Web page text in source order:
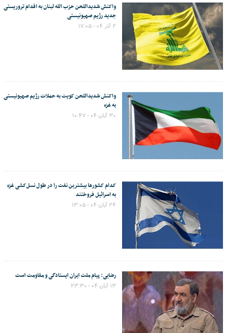
واکنش شدیداللحن حزب الله لبنان به اقدام تروریستی
جدید رژیم صهیونیستی
۲ آذر ۰۴ - ۱۷:۰۵
واکنش شدیداللحن کویت به حملات رژیم صهیونیستی
به غزه
۳۰ آبان ۰۴ - ۱۰:۴۷
کدام کشورها بیشترین نفت را در طول نسل‌کشی غزه
به اسرائیل فروختند
۲۴ آبان ۰۴ - ۱۳:۰۵
رضایی: پیام ملت ایران ایستادگی و مقاومت است
۱۳ آبان ۰۴ - ۲۳:۳۰